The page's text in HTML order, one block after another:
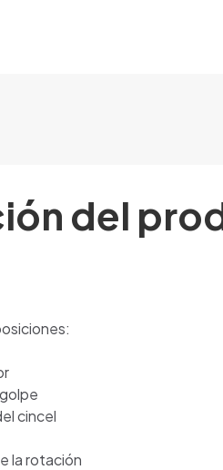
del
cincel
la rotación